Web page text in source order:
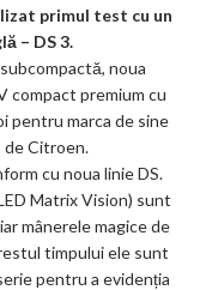
primul test cu un
– DS 3.
noua
compact premium cu
pentru marca de sine
Citroen.
cu noua linie DS.
Matrix Vision) sunt
mânerele magice de
timpului ele sunt
pentru a evidenția